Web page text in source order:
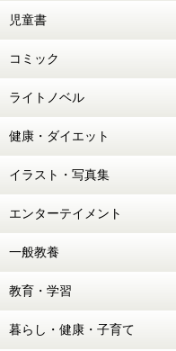
児童書
コミック
ライトノベル
健康・ダイエット
イラスト・写真集
エンターテイメント
一般教養
教育・学習
暮らし・健康・子育て